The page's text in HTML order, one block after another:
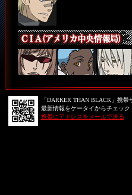
「DARKER THAN BLACK」携帯
最新情報をケータイからチェック
携帯にアドレスをメールで送る